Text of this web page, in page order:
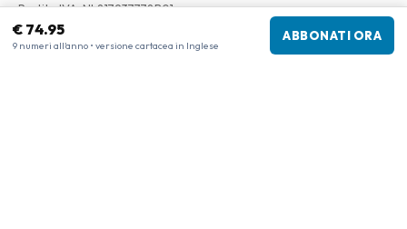
€ 74.95
9 numeri all'anno • versione cartacea in Inglese
ABBONATI ORA
Partita IVA:NL817937778B01
Camera di Commercio